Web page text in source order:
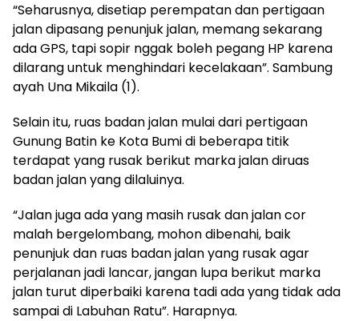
“Seharusnya, disetiap perempatan dan pertigaan
jalan dipasang penunjuk jalan, memang sekarang
ada GPS, tapi sopir nggak boleh pegang HP karena
dilarang untuk menghindari kecelakaan”. Sambung
ayah Una Mikaila (1).
Selain itu, ruas badan jalan mulai dari pertigaan
Gunung Batin ke Kota Bumi di beberapa titik
terdapat yang rusak berikut marka jalan diruas
badan jalan yang dilaluinya.
“Jalan juga ada yang masih rusak dan jalan cor
malah bergelombang, mohon dibenahi, baik
penunjuk dan ruas badan jalan yang rusak agar
perjalanan jadi lancar, jangan lupa berikut marka
jalan turut diperbaiki karena tadi ada yang tidak ada
sampai di Labuhan Ratu”. Harapnya.